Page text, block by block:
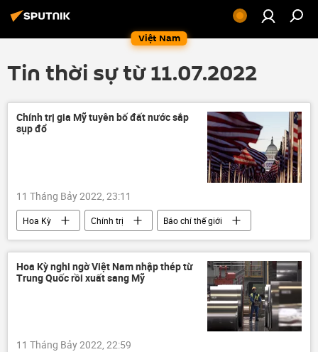
Việt Nam
Tin thời sự từ 11.07.2022
Chính trị gia Mỹ tuyên bố đất nước sắp
sụp đổ
11 Tháng Bảy 2022, 23:11
Hoa Kỳ Chính trị
Báo chí thế giới
Thế giới
Hoa Kỳ nghi ngờ Việt Nam nhập thép từ
Trung Quốc rồi xuất sang Mỹ
11 Tháng Bảy 2022, 22:59